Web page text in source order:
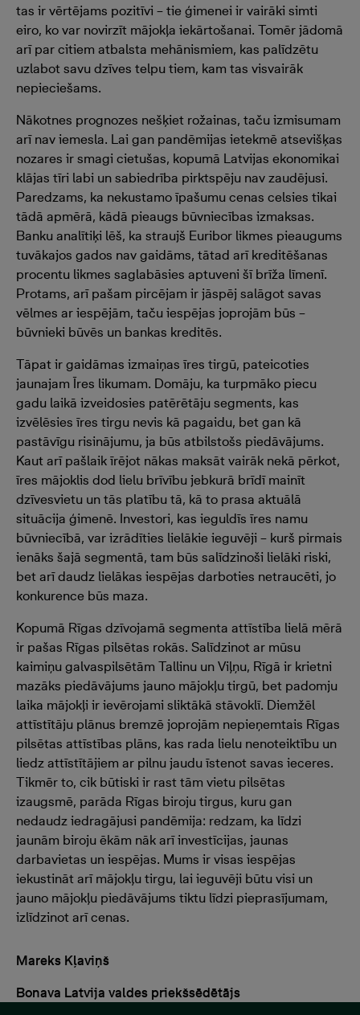
tas ir vērtējams pozitīvi – tie ģimenei ir vairāki simti
eiro, ko var novirzīt mājokļa iekārtošanai. Tomēr jādomā
arī par citiem atbalsta mehānismiem, kas palīdzētu
uzlabot savu dzīves telpu tiem, kam tas visvairāk
nepieciešams.
Nākotnes prognozes nešķiet rožainas, taču izmisumam
arī nav iemesla. Lai gan pandēmijas ietekmē atsevišķas
nozares ir smagi cietušas, kopumā Latvijas ekonomikai
klājas tīri labi un sabiedrība pirktspēju nav zaudējusi.
Paredzams, ka nekustamo īpašumu cenas celsies tikai
tādā apmērā, kādā pieaugs būvniecības izmaksas.
Banku analītiķi lēš, ka straujš Euribor likmes pieaugums
tuvākajos gados nav gaidāms, tātad arī kreditēšanas
procentu likmes saglabāsies aptuveni šī brīža līmenī.
Protams, arī pašam pircējam ir jāspēj salāgot savas
vēlmes ar iespējām, taču iespējas joprojām būs –
būvnieki būvēs un bankas kreditēs.
Tāpat ir gaidāmas izmaiņas īres tirgū, pateicoties
jaunajam Īres likumam. Domāju, ka turpmāko piecu
gadu laikā izveidosies patērētāju segments, kas
izvēlēsies īres tirgu nevis kā pagaidu, bet gan kā
pastāvīgu risinājumu, ja būs atbilstošs piedāvājums.
Kaut arī pašlaik īrējot nākas maksāt vairāk nekā pērkot,
īres mājoklis dod lielu brīvību jebkurā brīdī mainīt
dzīvesvietu un tās platību tā, kā to prasa aktuālā
situācija ģimenē. Investori, kas ieguldīs īres namu
būvniecībā, var izrādīties lielākie ieguvēji – kurš pirmais
ienāks šajā segmentā, tam būs salīdzinoši lielāki riski,
bet arī daudz lielākas iespējas darboties netraucēti, jo
konkurence būs maza.
Kopumā Rīgas dzīvojamā segmenta attīstība lielā mērā
ir pašas Rīgas pilsētas rokās. Salīdzinot ar mūsu
kaimiņu galvaspilsētām Tallinu un Viļņu, Rīgā ir krietni
mazāks piedāvājums jauno mājokļu tirgū, bet padomju
laika mājokļi ir ievērojami sliktākā stāvoklī. Diemžēl
attīstītāju plānus bremzē joprojām nepieņemtais Rīgas
pilsētas attīstības plāns, kas rada lielu nenoteiktību un
liedz attīstītājiem ar pilnu jaudu īstenot savas ieceres.
Tikmēr to, cik būtiski ir rast tām vietu pilsētas
izaugsmē, parāda Rīgas biroju tirgus, kuru gan
nedaudz iedragājusi pandēmija: redzam, ka līdzi
jaunām biroju ēkām nāk arī investīcijas, jaunas
darbavietas un iespējas. Mums ir visas iespējas
iekustināt arī mājokļu tirgu, lai ieguvēji būtu visi un
jauno mājokļu piedāvājums tiktu līdzi pieprasījumam,
izlīdzinot arī cenas.
Mareks Kļaviņš
Bonava Latvija valdes priekšsēdētājs